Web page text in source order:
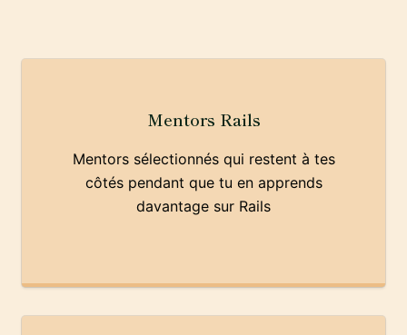
Mentors Rails
Mentors sélectionnés qui restent à tes
côtés pendant que tu en apprends
davantage sur Rails